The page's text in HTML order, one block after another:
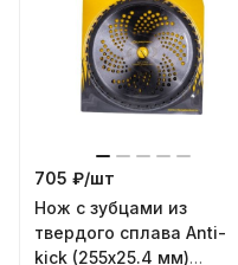
705 ₽/шт
Нож с зубцами из
твердого сплава Anti-
kick (255х25.4 мм)